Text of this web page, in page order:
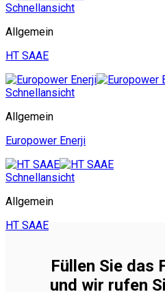
Schnellansicht
Allgemein
HT SAAE
Schnellansicht
Allgemein
Europower Enerji
Schnellansicht
Allgemein
HT SAAE
Füllen Sie das
und wir rufen